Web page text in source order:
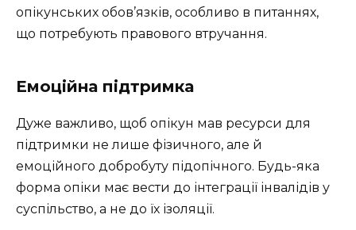
опікунських обов’язків, особливо в питаннях,
що потребують правового втручання.
Емоційна підтримка
Дуже важливо, щоб опікун мав ресурси для
підтримки не лише фізичного, але й
емоційного добробуту підопічного. Будь-яка
форма опіки має вести до інтеграції інвалідів у
суспільство, а не до їх ізоляції.